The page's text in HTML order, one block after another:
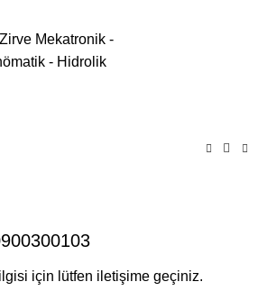
için lütfen iletişime geçiniz.